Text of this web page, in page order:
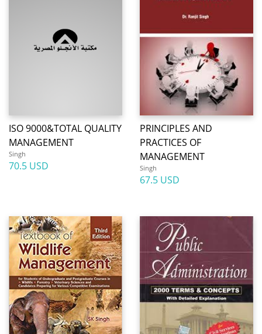
ISO 9000&TOTAL QUALITY
MANAGEMENT
Singh
70.5 USD
PRINCIPLES AND
PRACTICES OF
MANAGEMENT
Singh
67.5 USD